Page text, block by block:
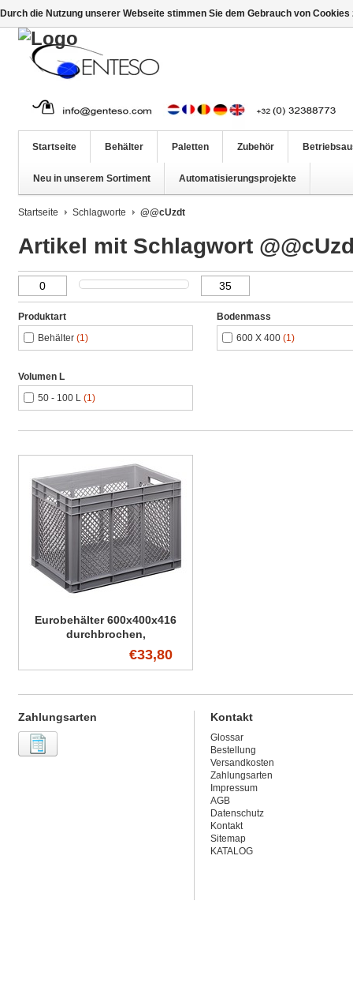
Startseite Behälter Paletten Zubehör
Neu in unserem Sortiment Automatisierungsprojekte
Startseite Schlagworte @@cUzdt
Artikel mit Schlagwort
Produktart
Behälter (1)
Bodenmass
600 X 400 (1)
Volumen L
50 - 100 L (1)
Eurobehälter 600x400x416
durchbrochen,
Durchfassgriffe€33,80
Zahlungsarten Kontakt
Glossar
Bestellung
Versandkosten
Zahlungsarten
Impressum
AGB
Datenschutz
Kontakt
Sitemap
KATALOG
Durch die Nutzung unserer Webseite stimmen Sie dem Gebrauch von